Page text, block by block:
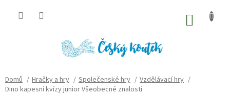
Domů / Hračky a hry / Společenské hry / Vzdělávací hry /
Dino kapesní kvízy junior Všeobecné znalosti